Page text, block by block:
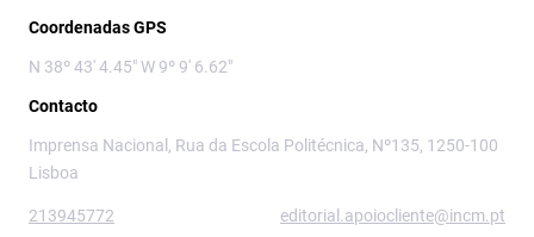
Coordenadas GPS
N 38º 43' 4.45" W 9º 9' 6.62"
Contacto
Imprensa Nacional, Rua da Escola Politécnica, Nº135, 1250-100
Lisboa
213945772 editorial.apoiocliente@incm.pt